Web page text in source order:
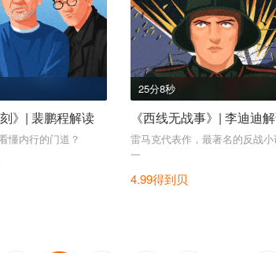
》| 裴鹏程解读
懂内行的门道？
25分8秒
《西线无战事》| 李迪迪
雷马克代表作，最著名的反战小
一
4.99得到贝